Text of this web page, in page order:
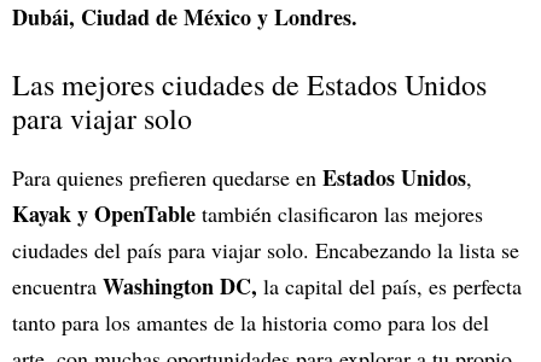
Dubái, Ciudad de México y Londres.
Las mejores ciudades de Estados Unidos
para viajar solo
Para quienes prefieren quedarse en Estados Unidos,
Kayak y OpenTable también clasificaron las mejores
ciudades del país para viajar solo. Encabezando la lista se
encuentra Washington DC, la capital del país, es perfecta
tanto para los amantes de la historia como para los del